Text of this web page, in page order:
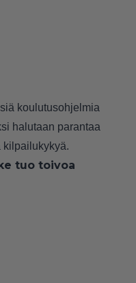
koulutusohjelmia
halutaan parantaa
kilpailukykyä.
tuo toivoa